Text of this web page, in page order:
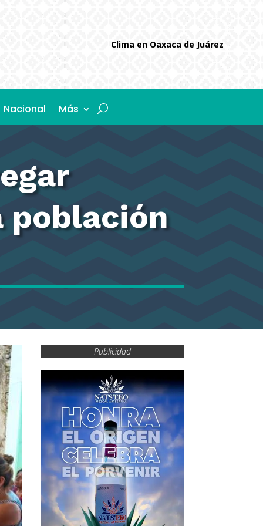
Clima en Oaxaca de Juárez
Nacional Más
población
Publicidad